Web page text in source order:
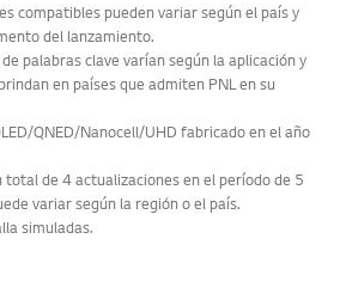
compatibles pueden variar según el país y
del lanzamiento.
palabras clave varían según la aplicación y
en países que admiten PNL en su
QNED/Nanocell/UHD fabricado en el año
de 4 actualizaciones en el período de 5
variar según la región o el país.
simuladas.